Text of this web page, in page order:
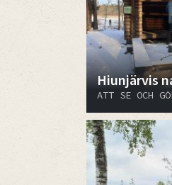
Hiunjärvis
ATT SE OCH